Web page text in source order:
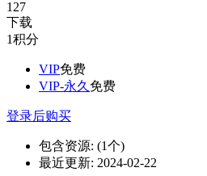
127
下载
1积分
VIP免费
VIP-永久 免费
登录后购买
包含资源: (1个)
最近更新: 2024-02-22